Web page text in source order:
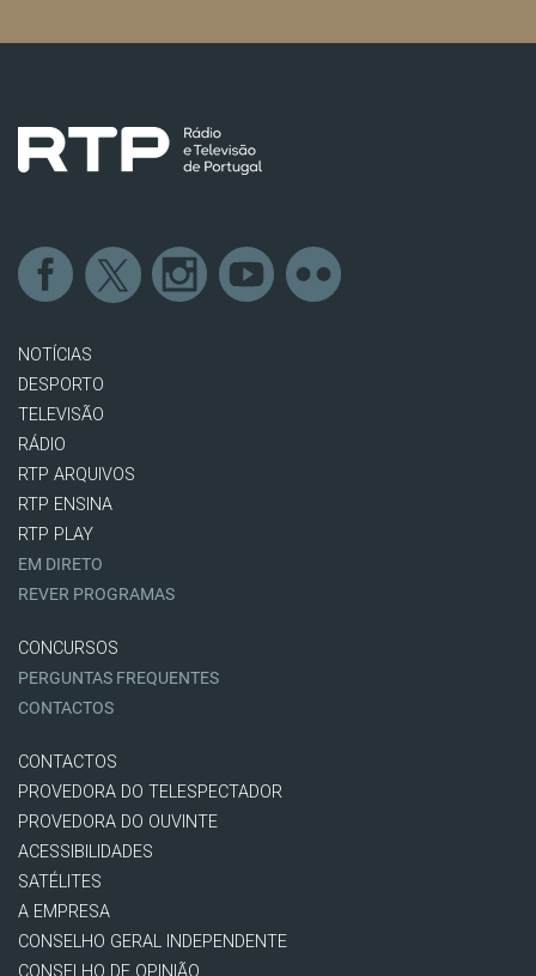
NOTÍCIAS
DESPORTO
TELEVISÃO
RÁDIO
RTP ARQUIVOS
RTP ENSINA
RTP PLAY
EM DIRETO
REVER PROGRAMAS
CONCURSOS
PERGUNTAS FREQUENTES
CONTACTOS
CONTACTOS
PROVEDORA DO TELESPECTADOR
PROVEDORA DO OUVINTE
ACESSIBILIDADES
SATÉLITES
A EMPRESA
CONSELHO GERAL INDEPENDENTE